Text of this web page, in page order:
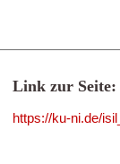
Link zur Seite:
https://ku-ni.de/